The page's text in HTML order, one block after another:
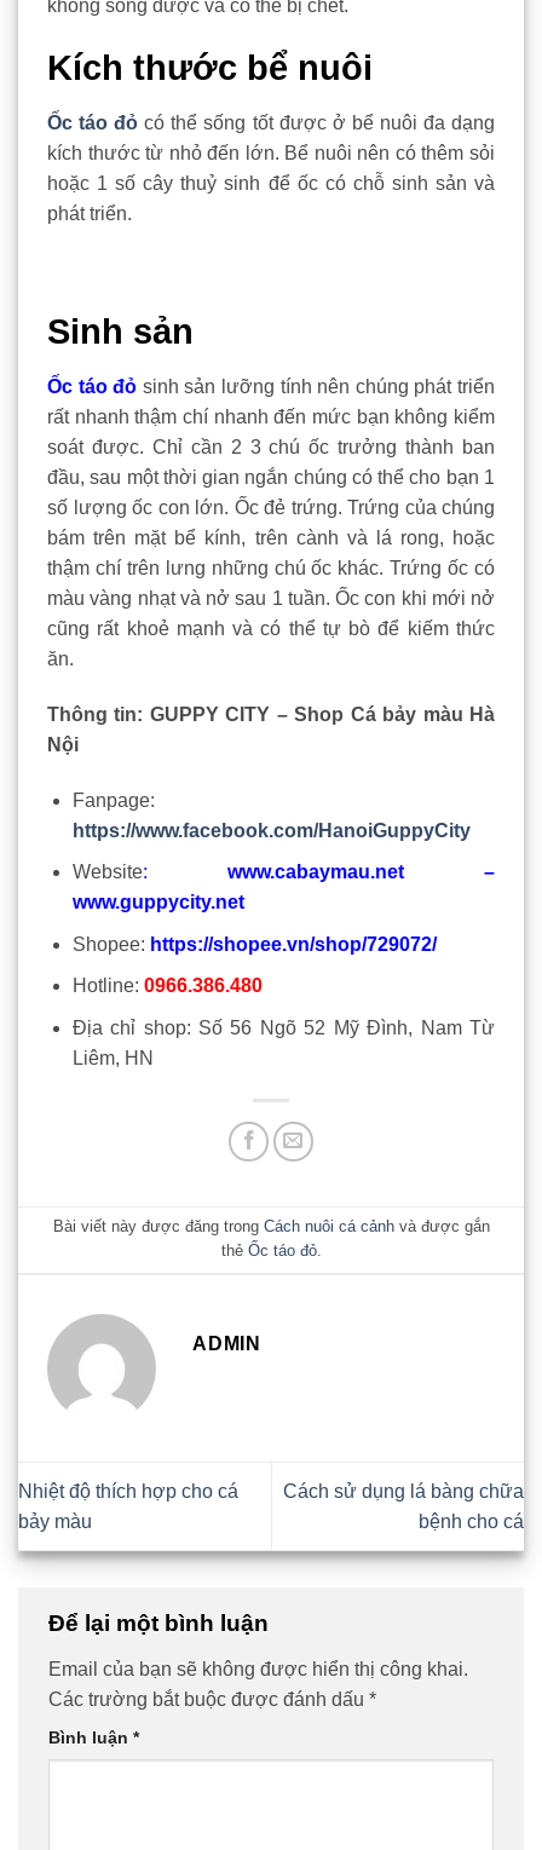
không sống được và có thể bị chết.
Kích thước bể nuôi
Ốc táo đỏ có thể sống tốt được ở bể nuôi đa dạng
kích thước từ nhỏ đến lớn. Bể nuôi nên có thêm sỏi
hoặc 1 số cây thuỷ sinh để ốc có chỗ sinh sản và
phát triển.
Sinh sản
Ốc táo đỏ sinh sản lưỡng tính nên chúng phát triển
rất nhanh thậm chí nhanh đến mức bạn không kiểm
soát được. Chỉ cần 2 3 chú ốc trưởng thành ban
đầu, sau một thời gian ngắn chúng có thể cho bạn 1
số lượng ốc con lớn. Ốc đẻ trứng. Trứng của chúng
bám trên mặt bể kính, trên cành và lá rong, hoặc
thậm chí trên lưng những chú ốc khác. Trứng ốc có
màu vàng nhạt và nở sau 1 tuần. Ốc con khi mới nở
cũng rất khoẻ mạnh và có thể tự bò để kiếm thức
ăn.
Thông tin: GUPPY CITY – Shop Cá bảy màu Hà
Nội
Fanpage:
https://www.facebook.com/HanoiGuppyCity
Website: www.cabaymau.net–
www.guppycity.net
Shopee: https://shopee.vn/shop/729072/
Hotline: 0966.386.480
Địa chỉ shop: Số 56 Ngõ 52 Mỹ Đình, Nam Từ
Liêm, HN
Bài viết này được đăng trong Cách nuôi cá cảnhvà được gắn
thẻ Ốc táo đỏ.
ADMIN
Nhiệt độ thích hợp cho cá
bảy màu
Cách sử dụng lá bàng chữa
bệnh cho cá
Để lại một bình luận
Email của bạn sẽ không được hiển thị công khai.
Các trường bắt buộc được đánh dấu *
Bình luận *